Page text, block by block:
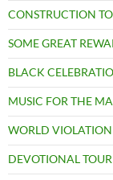
CONSTRUCTION
SOME GREAT
BLACK
MUSIC FOR THE
WORLD VIOLATION
DEVOTIONAL TOUR